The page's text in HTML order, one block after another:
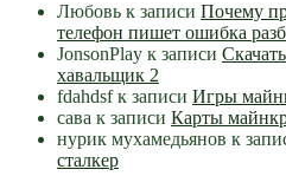
Любовь к записи Почему
телефон пишет ошибка
JonsonPlay к записи
хавальщик 2
fdahdsfк записи Игры
сава к записи Карты
нурик мухамедьянов к
сталкер